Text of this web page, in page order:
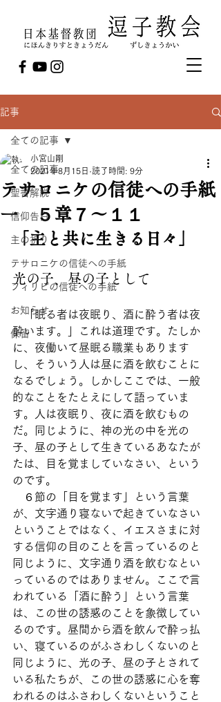
記事
全ての記事
聖書解説
信仰告白
主の祈り
テサロニケの信徒への手紙
フィリピの信徒への手紙
お知らせ
保留
全ての記事
テサロニケの信徒への手紙
一 ５章７～１１
小宮山剛
2021年8月15日 読了時間: 9分
「主と共に生きる日々」
光の子、昼の子として
「眠る者は夜眠り、酒に酔う者は夜
酔います。」これは道理です。たしか
に、夜働いて昼眠る職業もあります
し、そういう人は昼に酒を飲むことに
なるでしょう。しかしここでは、一般
的なことをたとえにして語っていま
す。人は夜眠り、夜に酒を飲むもの
だ。同じように、神の光の中を光の
子、昼の子として生きているあなたが
たは、目を覚ましていなさい、という
のです。
６節の「目を覚ます」という言葉
が、文字通り寝ないで起きていなさい
ということではなく、イエスさまに対
する信仰の目のことを言っているのと
同じように、文字通り酒を飲むなとい
っているのではありません。ここで言
われている「酒に酔う」という言葉
は、この世の誘惑のことを象徴してい
るのです。昼間から酒を飲んで酔っ払
い、寝ているのがふさわしくないのと
同じように、光の子、昼の子とされて
いる私たちが、この世の誘惑に心を奪
われるのはふさわしくないということ